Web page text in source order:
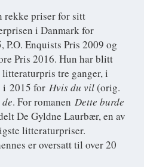
rekke priser for sitt
i Danmark for
P.O. Enquists Pris 2009 og
Pris 2016. Hun har blitt
tre ganger, i
i 2015 for Hvis du vil(orig.
de. For romanen Dette burde
De Gyldne Laurbær, en av
litteraturpriser.
er oversatt til over 20